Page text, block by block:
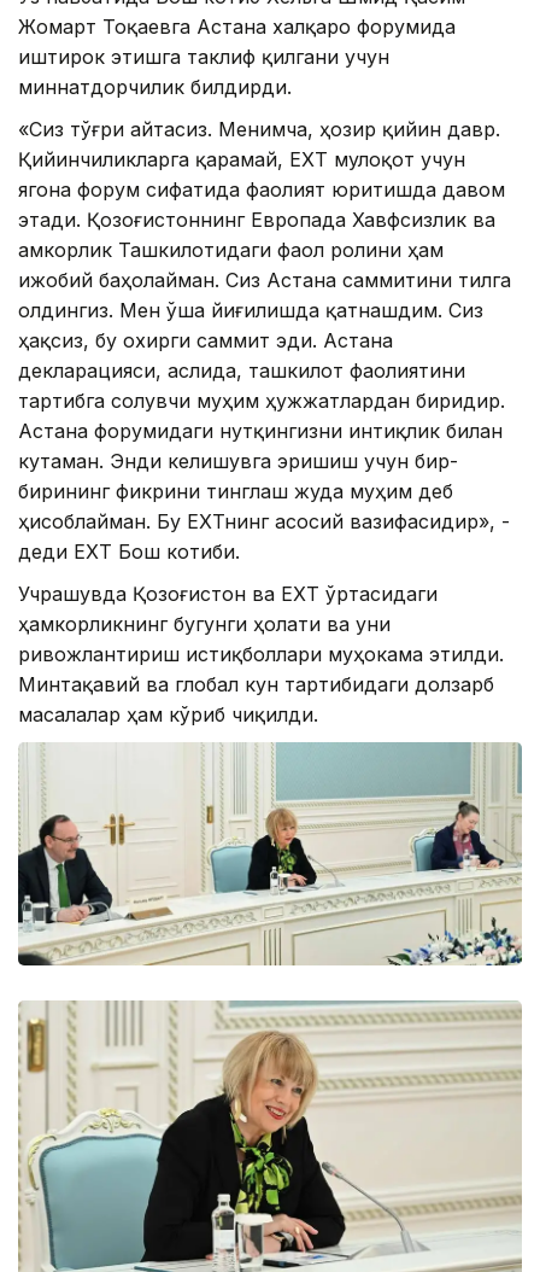
Жомарт Тоқаевга Астана халқаро форумида
иштирок этишга таклиф қилгани учун
миннатдорчилик билдирди.
«Сиз тўғри айтасиз. Менимча, ҳозир қийин давр.
Қийинчиликларга қарамай, ЕХҲТ мулоқот учун
ягона форум сифатида фаолият юритишда давом
этади. Қозоғистоннинг Европада Хавфсизлик ва
Ҳамкорлик Ташкилотидаги фаол ролини ҳам
ижобий баҳолайман. Сиз Астана саммитини тилга
олдингиз. Мен ўша йиғилишда қатнашдим. Сиз
ҳақсиз, бу охирги саммит эди. Астана
декларацияси, аслида, ташкилот фаолиятини
тартибга солувчи муҳим ҳужжатлардан биридир.
Астана форумидаги нутқингизни интиқлик билан
кутаман. Энди келишувга эришиш учун бир-
бирининг фикрини тинглаш жуда муҳим деб
ҳисоблайман. Бу ЕХҲТнинг асосий вазифасидир», -
деди ЕХҲТ Бош котиби.
Учрашувда Қозоғистон ва ЕХҲТ ўртасидаги
ҳамкорликнинг бугунги ҳолати ва уни
ривожлантириш истиқболлари муҳокама этилди.
Минтақавий ва глобал кун тартибидаги долзарб
масалалар ҳам кўриб чиқилди.